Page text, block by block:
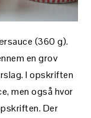
(360 g).
en grov
I opskriften
men også hvor
Der